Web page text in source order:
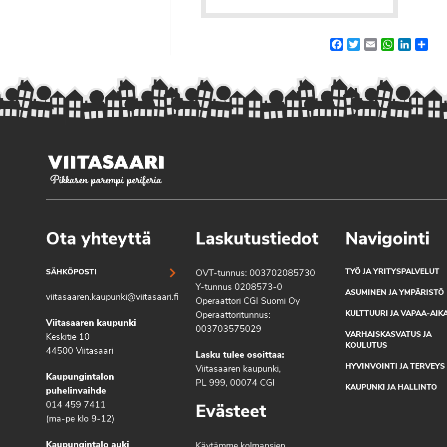
FacebookTwitterEmail WhatsApp
LinkedIn
Pikkasen parempi periferia
Ota yhteyttä
SÄHKÖPOSTI
viitasaaren.kaupunki@viitasaari.fi
Viitasaaren kaupunki
Keskitie 10
44500 Viitasaari
Kaupungintalon
puhelinvaihde
014 459 7411
(ma-pe klo 9-12)
Laskutustiedot
OVT-tunnus: 003702085730
Y-tunnus 0208573-0
Operaattori CGI Suomi Oy
Operaattoritunnus:
003703575029
Lasku tulee osoittaa:
Viitasaaren kaupunki,
PL 999, 00074 CGI
Evästeet
Navigointi
TYÖ JA YRITYSPALVELUT
ASUMINEN JA YMPÄRISTÖ
KULTTUURI JA VAPAA-
VARHAISKASVATUS JA
KOULUTUS
HYVINVOINTI JA TERVEYS
KAUPUNKI JA HALLINTO